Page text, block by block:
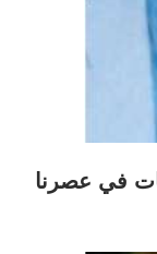
في عصرنا